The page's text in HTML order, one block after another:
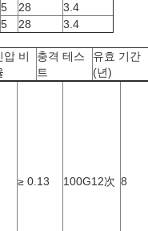
5 28
3.4
5 28
3.4
압 비
충격 테스
트
유효 기간
(년)
≥ 0.13 100G12次 8